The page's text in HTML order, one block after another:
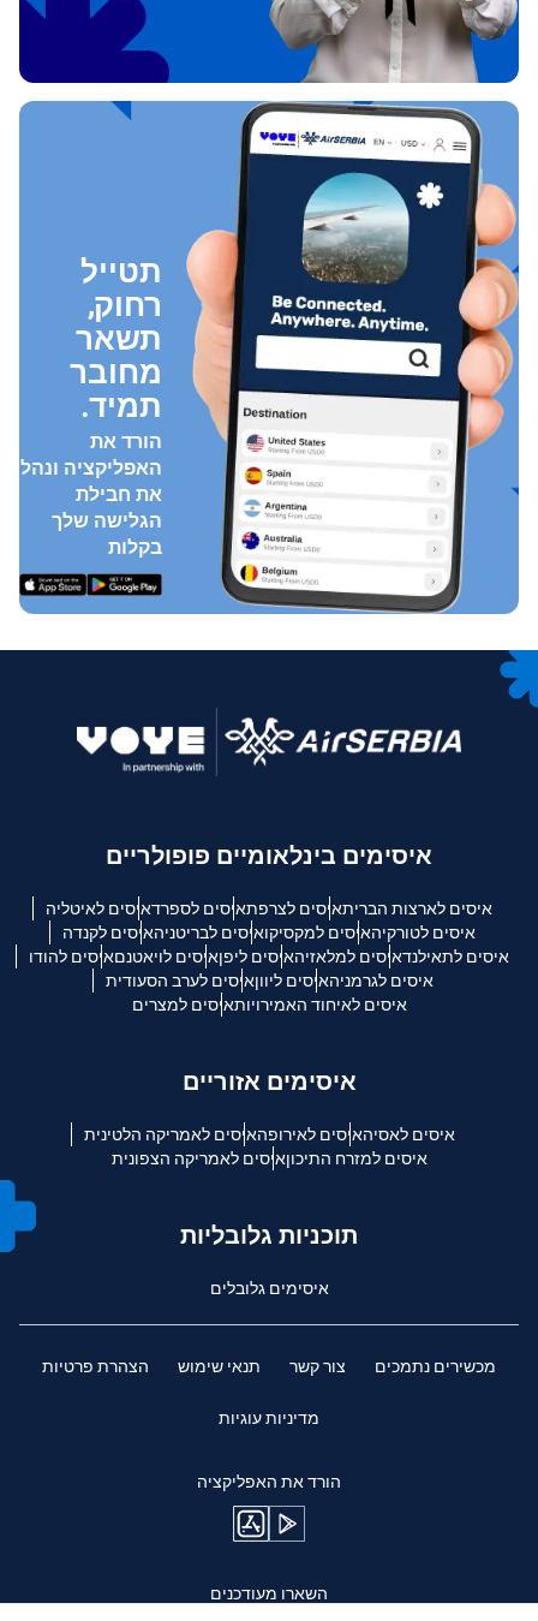
תטייל
רחוק,
תשאר
מחובר
תמיד.
הורד את
האפליקציה ונהל
את חבילת
הגלישה שלך
בקלות
איסימים בינלאומיים פופולריים
איסים לארצות הבריתאיסים לצרפתאיסים לספרדאיסים לאיטליה
איסים לטורקיהאיסים למקסיקואיסים לבריטניהאיסים לקנדה
איסים לתאילנדאיסים למלאזיהאיסים ליפןאיסים לויאטנםאיסים להודו
איסים לגרמניהאיסים ליווןאיסים לערב הסעודית
איסים לאיחוד האמירויותאיסים למצרים
איסימים אזוריים
איסים לאסיהאיסים לאירופהאיסים לאמריקה הלטינית
איסים למזרח התיכוןאיסים לאמריקה הצפונית
תוכניות גלובליות
איסימים גלובלים
מכשירים נתמכים צור קשר תנאי שימוש הצהרת פרטיות
מדיניות עוגיות
הורד את האפליקציה
השארו מעודכנים